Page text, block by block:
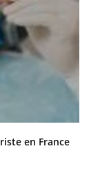
en France